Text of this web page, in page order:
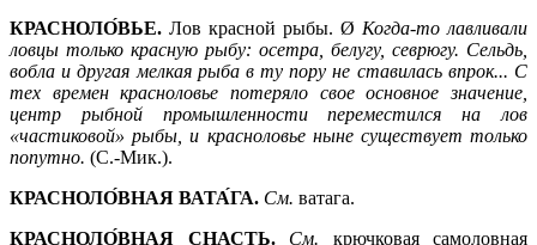
КРАСНОЛО́ВЬЕ. Лов красной рыбы. Ø Когда-то лавливали
ловцы только красную рыбу: осетра, белугу, севрюгу. Сельдь,
вобла и другая мелкая рыба в ту пору не ставилась впрок... С
тех времен красноловье потеряло свое основное значение,
центр рыбной промышленности переместился на лов
«частиковой» рыбы, и красноловье ныне существует только
попутно. (С.-Мик.).
КРАСНОЛО́ВНАЯ ВАТА́ГА. См. ватага.
КРАСНОЛО́ВНАЯ СНАСТЬ. См. крючковая самоловная